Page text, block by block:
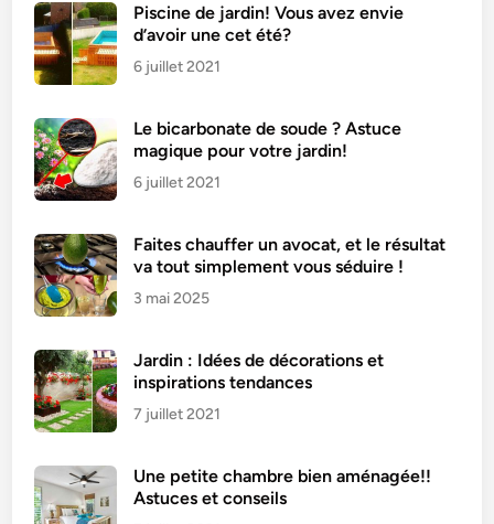
p
e
r
f
i
à
l
c
r
è
a
Piscine de jardin! Vous avez envie
d’avoir une cet été?
6 juillet 2021
Le bicarbonate de soude ? Astuce
magique pour votre jardin!
6 juillet 2021
Faites chauffer un avocat, et le résultat
va tout simplement vous séduire !
3 mai 2025
Jardin : Idées de décorations et
inspirations tendances
7 juillet 2021
Une petite chambre bien aménagée!!
Astuces et conseils